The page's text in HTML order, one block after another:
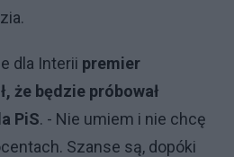
dla Interii premier
że będzie próbował
PiS. - Nie umiem i nie chcę
Szanse są, dopóki